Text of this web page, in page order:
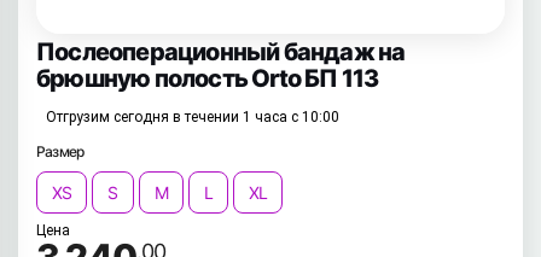
Послеоперационный бандаж на
брюшную полость Orto БП 113
Отгрузим сегодня в течении 1 часа с 10:00
Размер
XS S M L XL
Цена
.00